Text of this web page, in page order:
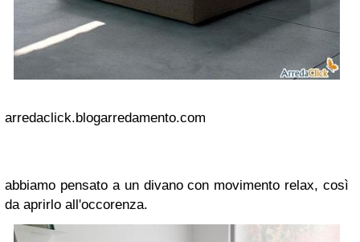
arredaclick.blogarredamento.com
abbiamo pensato a un divano con movimento relax, così
da aprirlo all'occorenza.